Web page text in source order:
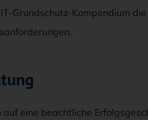
Grundschutz-Kompendium
eine beachtliche